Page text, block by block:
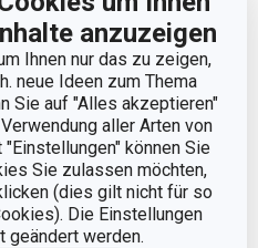
anzuzeigen
Ihnen nur das zu zeigen,
neue Ideen zum Thema
Sie auf "Alles akzeptieren"
aller Arten von
können Sie
Sie zulassen möchten,
(dies gilt nicht für so
Die Einstellungen
geändert werden.
Trockenmittelverschluss
4FOOD
5,90 €
Auf Lager
Warenkorb